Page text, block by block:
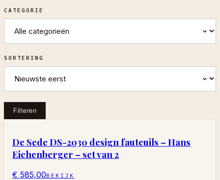
CATEGORIE
SORTERING
Filteren
De Sede DS-2030 design fauteuils – Hans
Eichenberger – set van 2
€ 585,00BEKIJK